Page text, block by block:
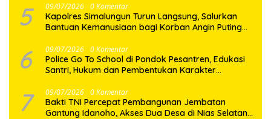
5 09/07/2026 0 Komentar
Kapolres Simalungun Turun Langsung, Salurkan
Bantuan Kemanusiaan bagi Korban Angin Puting
6 09/07/2026 0 Komentar
Police Go To School di Pondok Pesantren, Edukasi
Santri, Hukum dan Pembentukan Karakter
7 09/07/2026 0 Komentar
Bakti TNI Percepat Pembangunan Jembatan
Gantung Idanoho, Akses Dua Desa di Nias Selatan